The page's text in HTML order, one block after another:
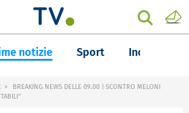
notizie Sport Inchieste
BREAKING NEWS DELLE 09.00 | SCONTRO MELONI